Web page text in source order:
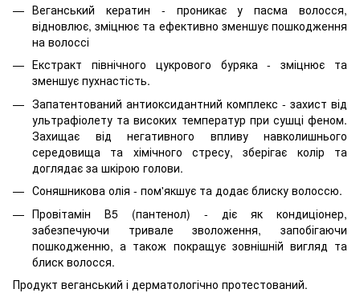
Веганський кератин - проникає у пасма волосся,
відновлює, зміцнює та ефективно зменшує пошкодження
на волоссі
Екстракт північного цукрового буряка - зміцнює та
зменшує пухнастість.
Запатентований антиоксидантний комплекс - захист від
ультрафіолету та високих температур при сушці феном.
Захищає від негативного впливу навколишнього
середовища та хімічного стресу, зберігає колір та
доглядає за шкірою голови.
Соняшникова олія - пом'якшує та додає блиску волоссю.
Провітамін В5 (пантенол) - діє як кондиціонер,
забезпечуючи тривале зволоження, запобігаючи
пошкодженню, а також покращує зовнішній вигляд та
блиск волосся.
Продукт веганський і дерматологічно протестований.